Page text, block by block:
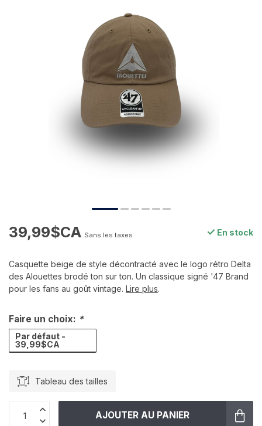
39,99$CA Sans les taxes En stock
Casquette beige de style décontracté avec le logo rétro Delta
des Alouettes brodé ton sur ton. Un classique signé '47 Brand
pour les fans au goût vintage. Lire plus.
Faire un choix: *
Par défaut -
39,99$CA
Tableau des tailles
AJOUTER AU PANIER